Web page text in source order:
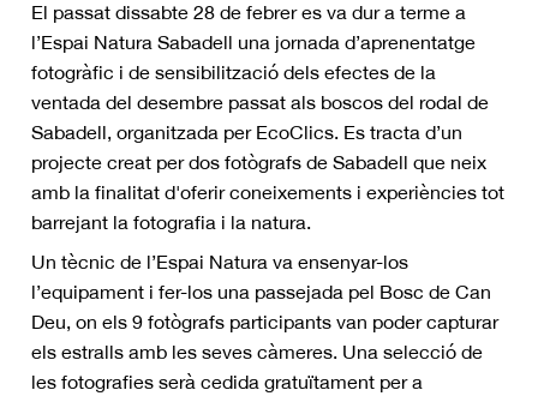
El passat dissabte 28 de febrer es va dur a terme a
l’Espai Natura Sabadell una jornada d’aprenentatge
fotogràfic i de sensibilització dels efectes de la
ventada del desembre passat als boscos del rodal de
Sabadell, organitzada per EcoClics. Es tracta d’un
projecte creat per dos fotògrafs de Sabadell que neix
amb la finalitat d'oferir coneixements i experiències tot
barrejant la fotografia i la natura.
Un tècnic de l’Espai Natura va ensenyar-los
l’equipament i fer-los una passejada pel Bosc de Can
Deu, on els 9 fotògrafs participants van poder capturar
els estralls amb les seves càmeres. Una selecció de
les fotografies serà cedida gratuïtament per a